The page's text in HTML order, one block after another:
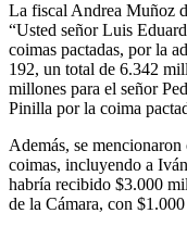
La fiscal Andrea Muñoz
“Usted señor Luis
coimas pactadas, por la
192, un total de 6.342
millones para el señor
Pinilla por la coima
Además, se
coimas, incluyendo a
habría recibido $3.000
de la Cámara, con